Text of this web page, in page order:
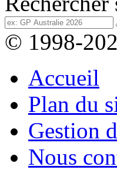
© 1998-
Accueil
Plan du
Gestion
Nous